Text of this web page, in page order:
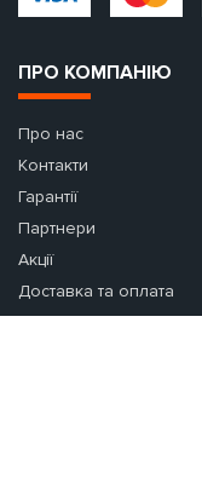
ПРО КОМПАНІЮ
Про нас
Контакти
Гарантії
Партнери
Акції
Доставка та оплата
Запитання-відповідь